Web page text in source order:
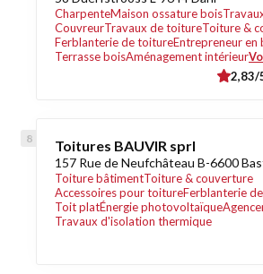
CharpenteMaison ossature bois
CouvreurTravaux de toitureToiture &
Ferblanterie de toitureEntrepreneur en
Terrasse boisAménagement intérieur
2,83/
Toitures BAUVIR sprl
157 Rue de Neufchâteau B-6600
Toiture bâtimentToiture & couverture
Accessoires pour toitureFerblanterie
Toit platÉnergie photovoltaïque
Travaux d'isolation thermique